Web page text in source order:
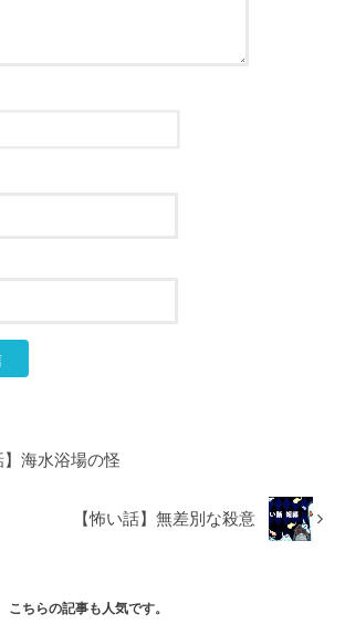
】海水浴場の怪
【怖い話】無差別な殺意
こちらの記事も人気です。